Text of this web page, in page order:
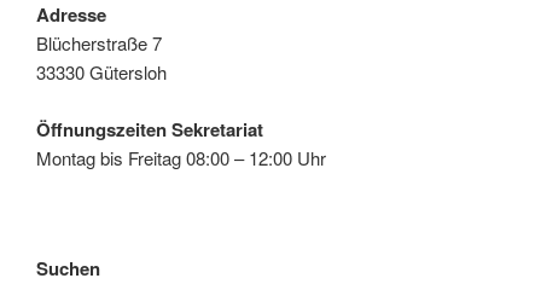
Adresse
Blücherstraße 7
33330 Gütersloh
Öffnungszeiten Sekretariat
Montag bis Freitag 08:00 – 12:00 Uhr
Suchen